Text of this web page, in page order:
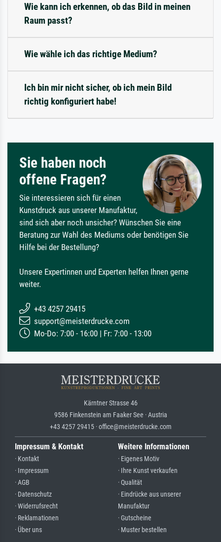
Wie kann ich erkennen, ob das Bild in meinen
Raum passt?
Wie wähle ich das richtige Medium?
Ich bin mir nicht sicher, ob ich mein Bild
richtig konfiguriert habe!
Sie haben noch
offene Fragen?
Sie interessieren sich für einen
Kunstdruck aus unserer Manufaktur,
sind sich aber noch unsicher? Wünschen Sie eine
Beratung zur Wahl des Mediums oder benötigen Sie
Hilfe bei der Bestellung?
Unsere Expertinnen und Experten helfen Ihnen gerne
weiter.
+43 4257 29415
support@meisterdrucke.com
Mo-Do: 7:00 - 16:00 | Fr: 7:00 - 13:00
Kärntner Strasse 46
9586 Finkenstein am Faaker See · Austria
+43 4257 29415 · office@meisterdrucke.com
Impressum & Kontakt
· Kontakt
· Impressum
· AGB
· Datenschutz
· Widerrufsrecht
· Reklamationen
· Über uns
Weitere Informationen
· Eigenes Motiv
· Ihre Kunst verkaufen
· Qualität
· Eindrücke aus unserer
Manufaktur
· Gutscheine
· Muster bestellen